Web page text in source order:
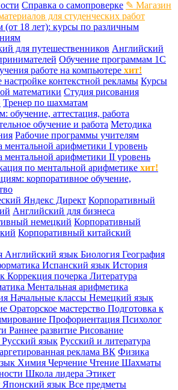
Справка о самопроверке ✎ Магазин
для студенческих работ
(от 18 лет): курсы по различным
для путешественников Английский
Обучение программам 1С
работе на компьютере хит!
настройке контекстной рекламы Курсы
математики Студия рисования
Тренер по шахматам
обучение, аттестация, работа
обучение и работа Методика
Рабочие программы учителям
ментальной арифметики I уровень
ментальной арифметики II уровень
по ментальной арифметике хит!
корпоративное обучение,
Яндекс Директ Корпоративный
Английский для бизнеса
немецкий Корпоративный
Корпоративный китайский
Английский язык Биология География
Испанский язык История
Коррекция почерка Литература
Ментальная арифметика
Начальные классы Немецкий язык
Ораторское мастерство Подготовка к
Профориентация Психолог
Раннее развитие Рисование
Русский язык Русский и литература
реклама ВК Физика
Химия Черчение Чтение Шахматы
Школа лидера Этикет
Японский язык Все предметы